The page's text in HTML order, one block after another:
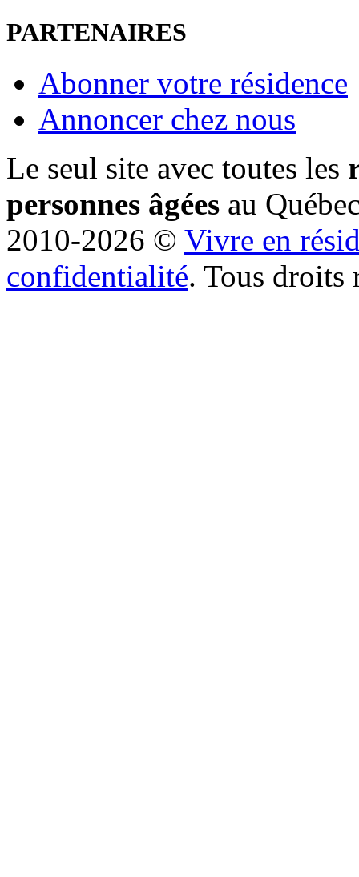
PARTENAIRES
Abonner votre résidence
Annoncer chez nous
Le seul site avec toutes les
personnes âgées au
2010-2026 © Vivre en
confidentialité. Tous droits